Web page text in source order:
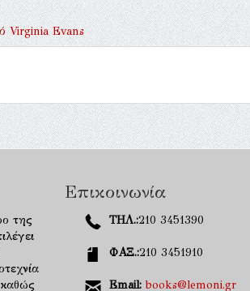
Virginia Evans
της
Επικοινωνία
ΤΗΛ.:210 3451390
ΦΑΞ.:210 3451910
Email: books@lemoni.gr